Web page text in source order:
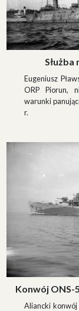
Służba
Eugeniusz
ORP Piorun,
warunki
r.
Konwój ONS-
Aliancki konwój